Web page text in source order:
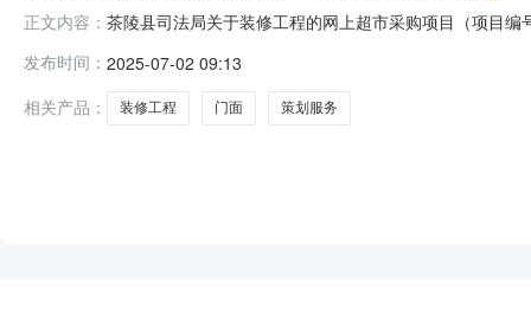
正文内容： 茶陵县司法局关于装修工程的网上超市采购项目（项目
陵县报价起止时间:-二、采购单位信息采购单位名称:茶
发布时间： 2025-07-02 09:13
相关产品：
装修工程 门面 策划服务